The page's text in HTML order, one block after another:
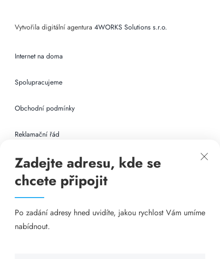
Vytvořila digitální agentura 4WORKS Solutions s.r.o.
Internet na doma
Spolupracujeme
Obchodní podmínky
Reklamační řád
Připojení k internetu
Odkazy
Katalog A-seznam.cz
Zadejte adresu, kde se
chcete připojit
Po zadání adresy hned uvidíte, jakou rychlost Vám umíme
nabídnout.